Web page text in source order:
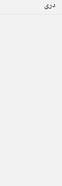
دری